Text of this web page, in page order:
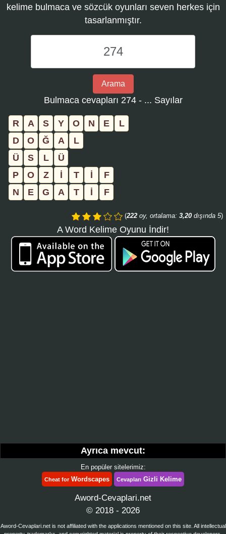
kelime bulmaca ve sözcük oyunları seven herkes için
tasarlanmıştır.
Word
Kelime
Oyunu
bulmaca
girin
ve
Arama
Bulmaca cevapları 274 - ... Sayılar
R A S Y O N E
L
D
O Ğ A
L
Ü
S L
Ü
P
O Z İ T İ
F
N
E G A T İ F
(222 oy, ortalama: 3,20 dışında 5)
A Word Kelime Oyunu İndir!
Ayrıca mevcut:
En popüler sitelerimiz:
Cheat forWordscapes Cevapları Gizli Kelime
Aword-Cevaplari.net
© 2018 - 2026
Aword-Cevaplari.net is not affiliated with the applications mentioned on this site. All intellectual